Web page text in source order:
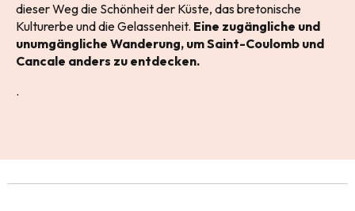
dieser Weg die Schönheit der Küste, das bretonische
Kulturerbe und die Gelassenheit. Eine zugängliche und
unumgängliche Wanderung, um Saint-Coulomb und
Cancale anders zu entdecken.
.